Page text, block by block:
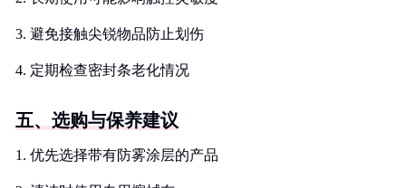
3. 避免接触尖锐物品防止划伤
4. 定期检查密封条老化情况
五、选购与保养建议
1. 优先选择带有防雾涂层的产品